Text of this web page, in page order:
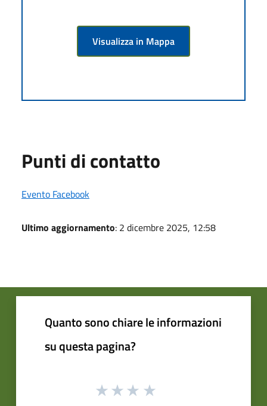
Visualizza in Mappa
Punti di contatto
Evento Facebook
Ultimo aggiornamento: 2 dicembre 2025, 12:58
Quanto sono chiare le informazioni
su questa pagina?